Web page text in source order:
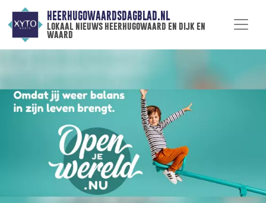
HEERHUGOWAARDSDAGBLAD.NL
lokaal nieuws heerhugowaard en dijk en
waard